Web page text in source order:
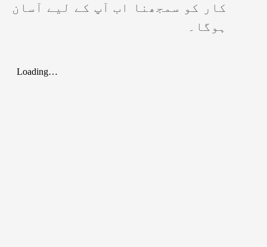
کار کو سمجھنا اب آپ کے لیے آسان
ہوگا۔